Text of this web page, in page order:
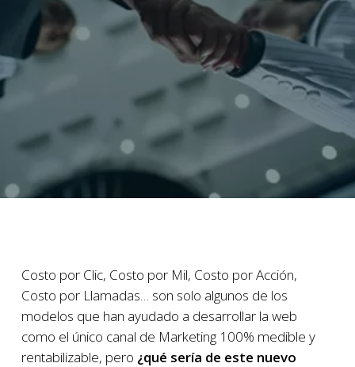
Costo por Clic, Costo por Mil, Costo por Acción,
Costo por Llamadas… son solo algunos de los
modelos que han ayudado a desarrollar la web
como el único canal de Marketing 100% medible y
rentabilizable, pero ¿qué sería de este nuevo